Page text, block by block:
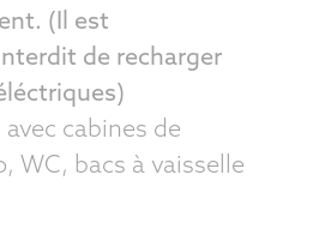
(Il est
de recharger
avec cabines de
WC, bacs à vaisselle